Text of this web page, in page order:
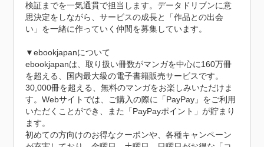
検証までを一気通貫で担当します。データドリブンに意
思決定をしながら、サービスの成長と「作品との出会
い」を一緒に作っていく仲間を募集しています。
▼ebookjapanについて
ebookjapanは、取り扱い冊数がマンガを中心に160万冊
を超える、国内最大級の電子書籍販売サービスです。
30,000冊を超える、無料のマンガをお楽しみいただけま
す。Webサイトでは、ご購入の際に「PayPay」をご利用
いただくことができ、また「PayPayポイント」が貯まり
ます。
初めての方向けのお得なクーポンや、各種キャンペーン